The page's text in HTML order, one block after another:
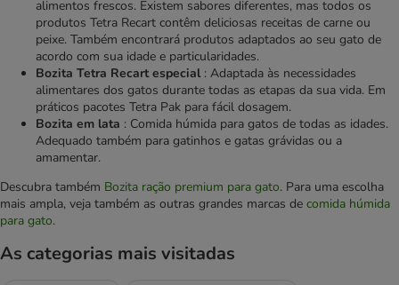
alimentos frescos. Existem sabores diferentes, mas todos os
produtos Tetra Recart contêm deliciosas receitas de carne ou
peixe. Também encontrará produtos adaptados ao seu gato de
acordo com sua idade e particularidades.
Bozita Tetra Recart especial : Adaptada às necessidades
alimentares dos gatos durante todas as etapas da sua vida. Em
práticos pacotes Tetra Pak para fácil dosagem.
Bozita em lata : Comida húmida para gatos de todas as idades.
Adequado também para gatinhos e gatas grávidas ou a
amamentar.
Descubra também Bozita ração premium para gato. Para uma escolha
mais ampla, veja também as outras grandes marcas de comida húmida
para gato.
As categorias mais visitadas